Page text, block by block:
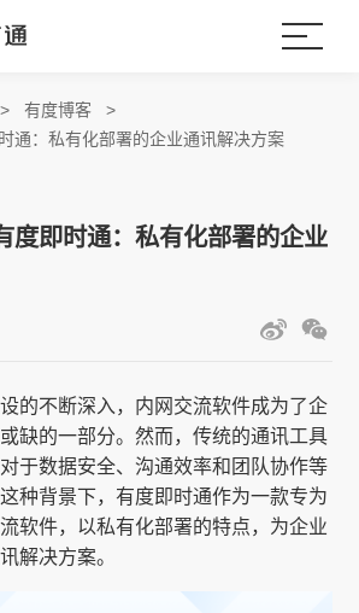
有度博客 >
通：私有化部署的企业通讯解决方案
度即时通：私有化部署的企业
的不断深入，内网交流软件成为了企
缺的一部分。然而，传统的通讯工具
于数据安全、沟通效率和团队协作等
种背景下，有度即时通作为一款专为
软件，以私有化部署的特点，为企业
解决方案。